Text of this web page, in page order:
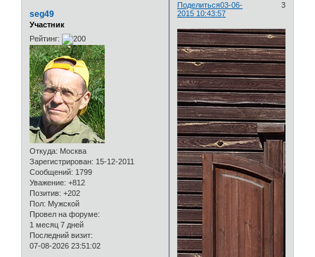
Поделиться 3
03-06-
2015 10:43:57
seg49
Участник
Рейтинг:
Откуда: Москва
Зарегистрирован: 15-12-2011
Сообщений: 1799
Уважение: +812
Позитив: +202
Пол: Мужской
Провел на форуме:
1 месяц 7 дней
Последний визит:
07-08-2026 23:51:02